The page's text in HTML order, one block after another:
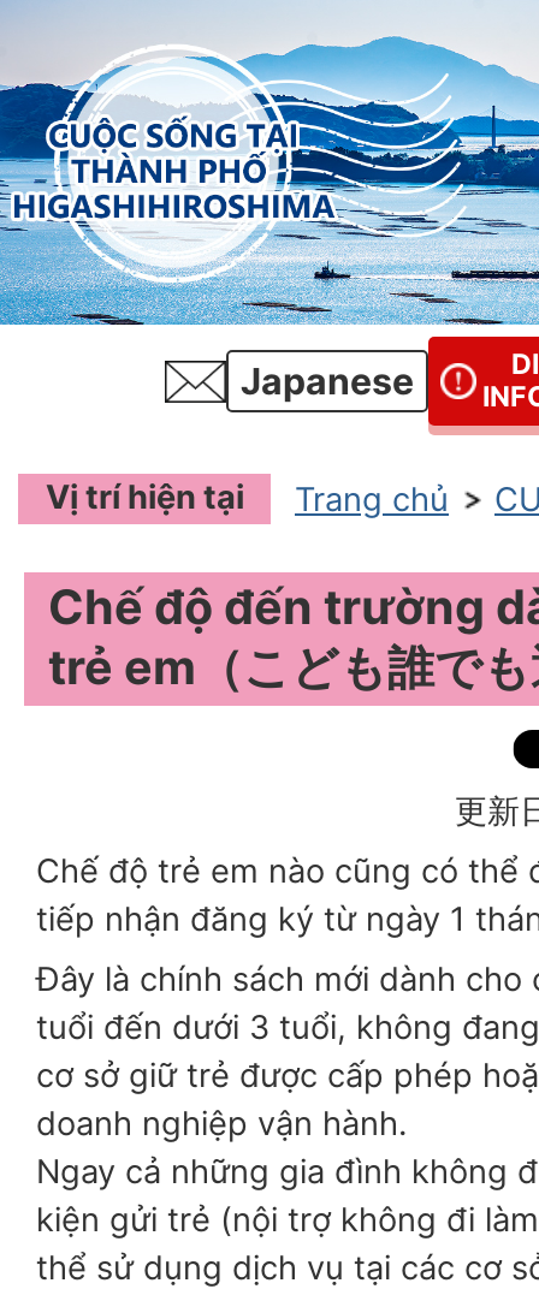
Japanese
Vị trí hiện tại Trang chủ
Chế độ đến trường
trẻ em（こども誰で
更新
Chế độ trẻ em nào cũng có thể
tiếp nhận đăng ký từ ngày 1
Đây là chính sách mới dành
tuổi đến dưới 3 tuổi, không
cơ sở giữ trẻ được cấp phép
doanh nghiệp vận hành.
Ngay cả những gia đình không
kiện gửi trẻ (nội trợ không đi
thể sử dụng dịch vụ tại các cơ